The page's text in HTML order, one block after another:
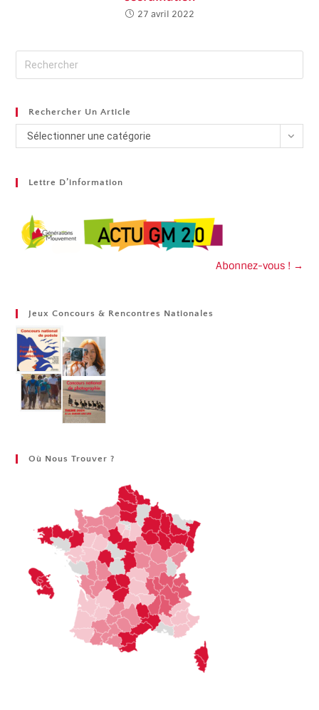
27 avril 2022
Rechercher Un Article
Sélectionner une catégorie
Lettre D’information
Abonnez-vous ! →
Jeux Concours & Rencontres Nationales
Où Nous Trouver ?